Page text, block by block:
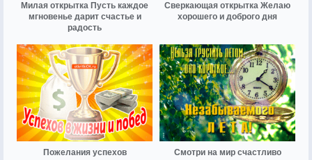
Милая открытка Пусть каждое
мгновенье дарит счастье и
радость
Сверкающая открытка Желаю
хорошего и доброго дня
Пожелания успехов Смотри на мир счастливо